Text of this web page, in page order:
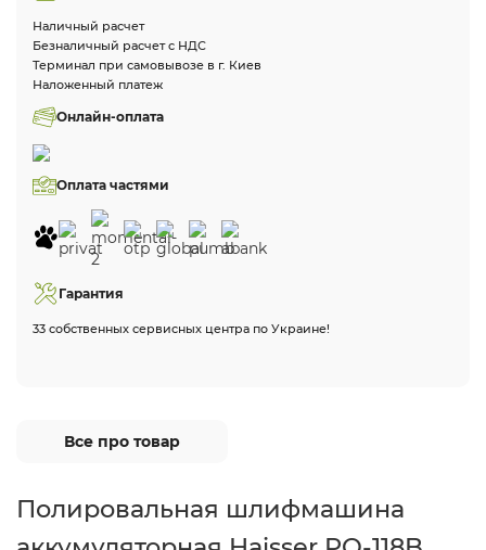
Наличный расчет
Безналичный расчет с НДС
Терминал при самовывозе в г. Киев
Наложенный платеж
Онлайн-оплата
Оплата частями
Гарантия
33 собственных сервисных центра по Украине!
Все про товар
Полировальная шлифмашина